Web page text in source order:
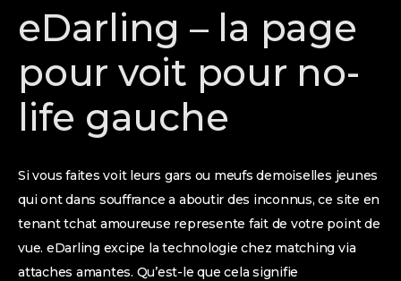
eDarling – la page
pour voit pour no-
life gauche
Si vous faites voit leurs gars ou meufs demoiselles jeunes
qui ont dans souffrance a aboutir des inconnus, ce site en
tenant tchat amoureuse represente fait de votre point de
vue. eDarling excipe la technologie chez matching via
attaches amantes. Qu’est-le que cela signifie